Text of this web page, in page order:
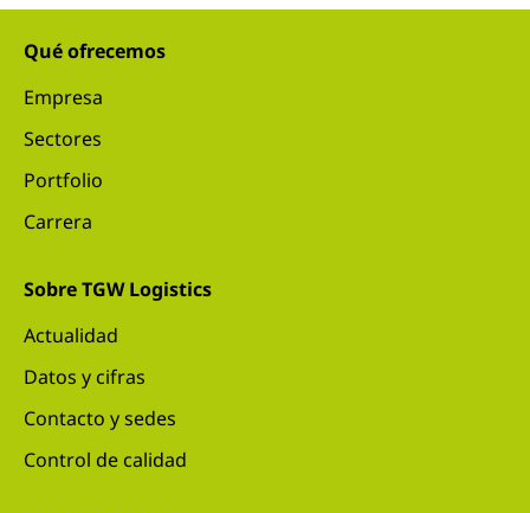
Qué ofrecemos
Empresa
Sectores
Portfolio
Carrera
Sobre TGW Logistics
Actualidad
Datos y cifras
Contacto y sedes
Control de calidad